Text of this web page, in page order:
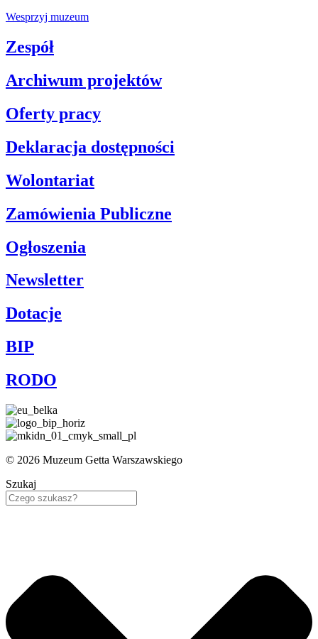
Wesprzyj muzeum
Zespół
Archiwum projektów
Oferty pracy
Deklaracja dostępności
Wolontariat
Zamówienia Publiczne
Ogłoszenia
Newsletter
Dotacje
BIP
RODO
© 2026 Muzeum Getta Warszawskiego
Szukaj